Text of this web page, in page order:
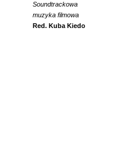
Soundtrackowa
muzyka filmowa
Red. Kuba Kiedo